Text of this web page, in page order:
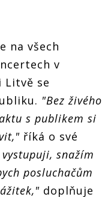
na všech
v
Litvě se
"Bez živého
s publikem si
říká o své
vystupuji, snažím
posluchačům
doplňuje